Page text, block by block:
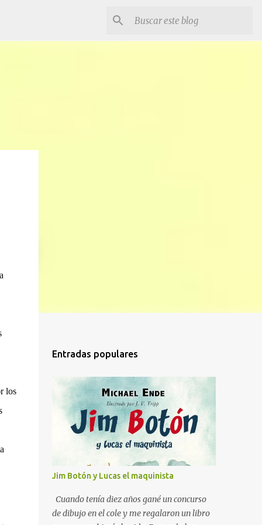
los
Entradas populares
Jim Botón y Lucas el maquinista
Cuando tenía diez años gané un concurso
de dibujo en el cole y me regalaron un libro